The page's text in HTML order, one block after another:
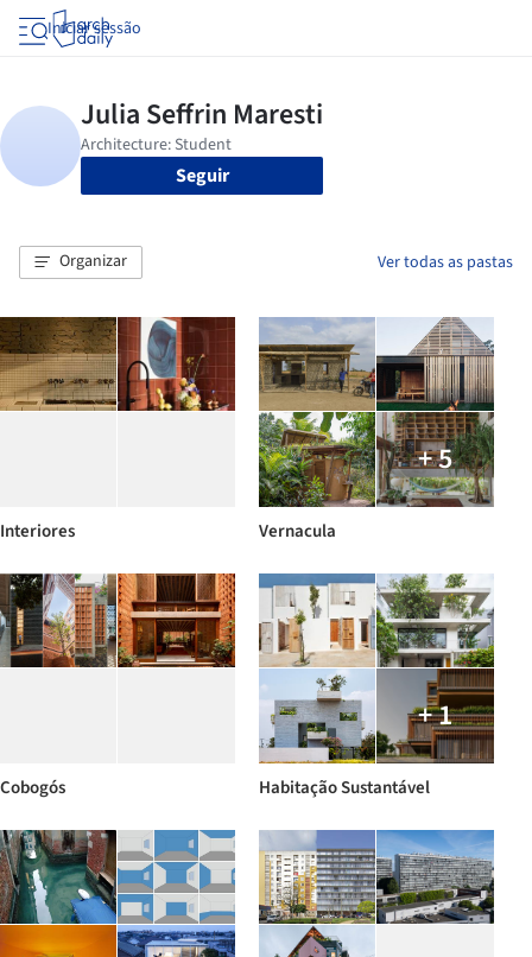
Iniciar sessão
Seguir
Organizar Ver todas as pastas
Interiores
+ 5
Vernacula
Cobogós
+ 1
Habitação Sustantável